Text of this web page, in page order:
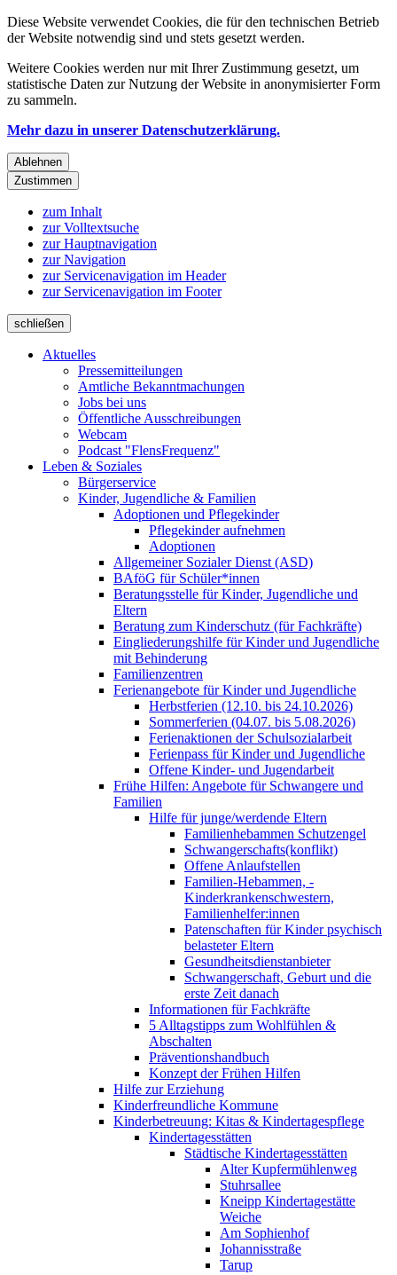
Diese Website verwendet Cookies, die für den technischen Betrieb
der Website notwendig sind und stets gesetzt werden.
Weitere Cookies werden nur mit Ihrer Zustimmung gesetzt, um
statistische Daten zur Nutzung der Website in anonymisierter Form
zu sammeln.
Mehr dazu in unserer Datenschutzerklärung.
Ablehnen
Zustimmen
zum Inhalt
zur Volltextsuche
zur Hauptnavigation
zur Navigation
zur Servicenavigation im Header
zur Servicenavigation im Footer
schließen
Aktuelles
Pressemitteilungen
Amtliche Bekanntmachungen
Jobs bei uns
Öffentliche Ausschreibungen
Webcam
Podcast "FlensFrequenz"
Leben & Soziales
Bürgerservice
Kinder, Jugendliche & Familien
Adoptionen und Pflegekinder
Pflegekinder aufnehmen
Adoptionen
Allgemeiner Sozialer Dienst (ASD)
BAföG für Schüler*innen
Beratungsstelle für Kinder, Jugendliche und
Eltern
Beratung zum Kinderschutz (für Fachkräfte)
Eingliederungshilfe für Kinder und Jugendliche
mit Behinderung
Familienzentren
Ferienangebote für Kinder und Jugendliche
Herbstferien (12.10. bis 24.10.2026)
Sommerferien (04.07. bis 5.08.2026)
Ferienaktionen der Schulsozialarbeit
Ferienpass für Kinder und Jugendliche
Offene Kinder- und Jugendarbeit
Frühe Hilfen: Angebote für Schwangere und
Familien
Hilfe für junge/werdende Eltern
Familienhebammen Schutzengel
Schwangerschafts(konflikt)
Offene Anlaufstellen
Familien-Hebammen, -
Kinderkrankenschwestern,
Familienhelfer:innen
Patenschaften für Kinder psychisch
belasteter Eltern
Gesundheitsdienstanbieter
Schwangerschaft, Geburt und die
erste Zeit danach
Informationen für Fachkräfte
5 Alltagstipps zum Wohlfühlen &
Abschalten
Präventionshandbuch
Konzept der Frühen Hilfen
Hilfe zur Erziehung
Kinderfreundliche Kommune
Kinderbetreuung: Kitas & Kindertagespflege
Kindertagesstätten
Städtische Kindertagesstätten
Alter Kupfermühlenweg
Stuhrsallee
Kneipp Kindertagestätte
Weiche
Am Sophienhof
Johannisstraße
Tarup